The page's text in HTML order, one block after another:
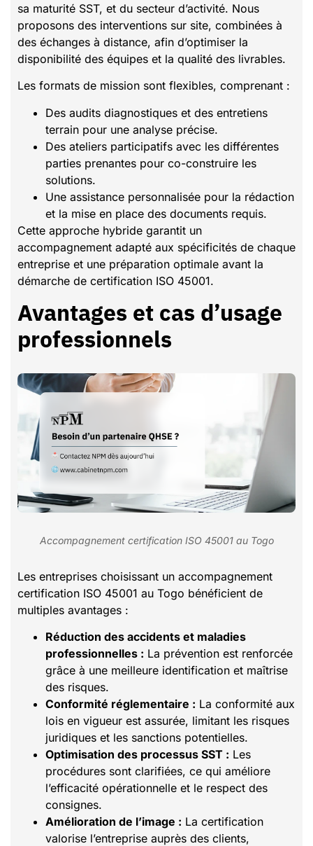
sa maturité SST, et du secteur d’activité. Nous
proposons des interventions sur site, combinées à
des échanges à distance, afin d’optimiser la
disponibilité des équipes et la qualité des livrables.
Les formats de mission sont flexibles, comprenant :
Des audits diagnostiques et des entretiens
terrain pour une analyse précise.
Des ateliers participatifs avec les différentes
parties prenantes pour co-construire les
solutions.
Une assistance personnalisée pour la rédaction
et la mise en place des documents requis.
Cette approche hybride garantit un
accompagnement adapté aux spécificités de chaque
entreprise et une préparation optimale avant la
démarche de certification ISO 45001.
Avantages et cas d’usage
professionnels
Accompagnement certification ISO 45001 au Togo
Les entreprises choisissant un accompagnement
certification ISO 45001 au Togo bénéficient de
multiples avantages :
Réduction des accidents et maladies
professionnelles : La prévention est renforcée
grâce à une meilleure identification et maîtrise
des risques.
Conformité réglementaire : La conformité aux
lois en vigueur est assurée, limitant les risques
juridiques et les sanctions potentielles.
Optimisation des processus SST : Les
procédures sont clarifiées, ce qui améliore
l’efficacité opérationnelle et le respect des
consignes.
Amélioration de l’image : La certification
valorise l’entreprise auprès des clients,